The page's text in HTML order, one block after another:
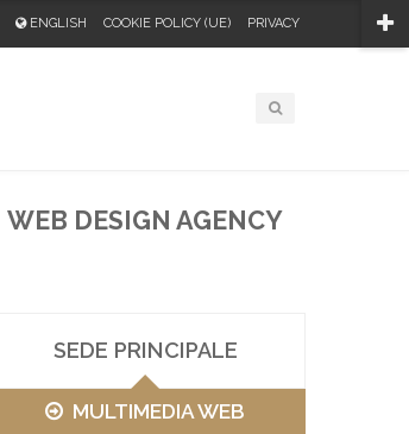
ENGLISH COOKIE POLICY (UE) PRIVACY
WEB DESIGN AGENCY
SEDE PRINCIPALE
MULTIMEDIA WEB